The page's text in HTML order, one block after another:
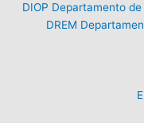
DIOP Departamento
DREM